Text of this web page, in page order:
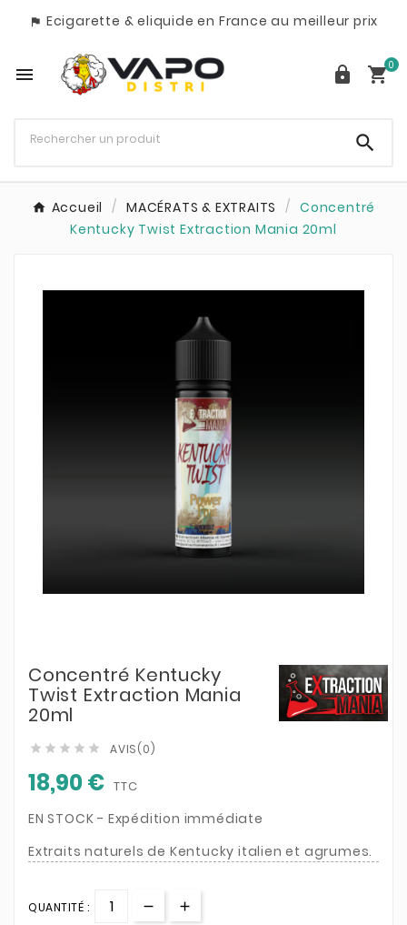
 Ecigarette & eliquide en France au meilleur prix
  0

Accueil MACÉRATS & EXTRAITS
Concentré
Kentucky Twist Extraction Mania 20ml
Concentré Kentucky
Twist Extraction Mania
20ml
     AVIS(0)
18,90 € TTC
EN STOCK - Expédition immédiate
Extraits naturels de Kentucky italien et agrumes.
QUANTITÉ :